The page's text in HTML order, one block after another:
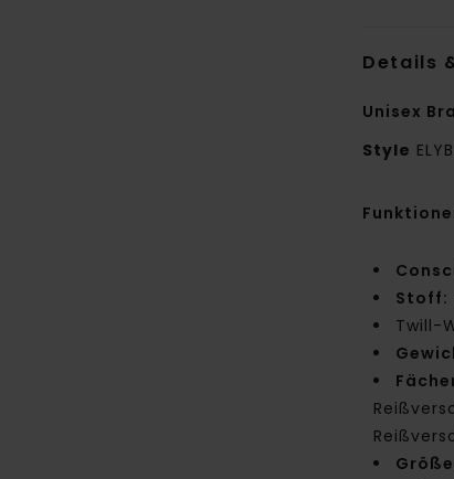
Details
Unisex
Style
Stoff:
Twill-